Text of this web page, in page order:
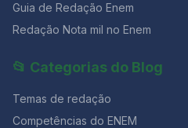
Guia de Redação Enem
Redação Nota mil no Enem
📂 Categorias do Blog
Temas de redação
Competências do ENEM